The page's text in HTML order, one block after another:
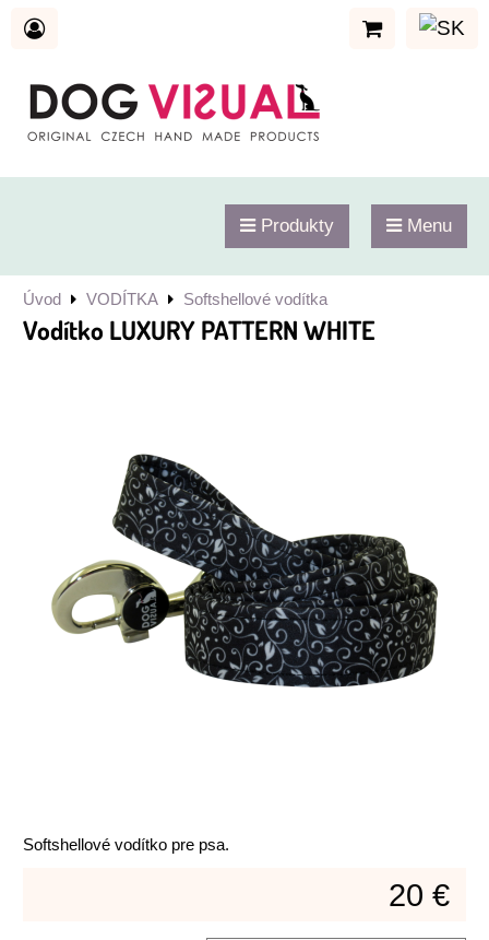
Produkty Menu
Úvod VODÍTKA Softshellové vodítka
Vodítko LUXURY PATTERN WHITE
Softshellové vodítko pre psa.
20 €